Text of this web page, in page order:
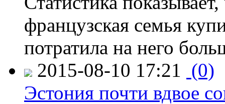
французская семья
потратила на него
2015-08-10 17:21 (0)
Эстония почти вдвое